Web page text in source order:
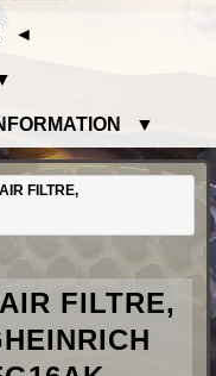
◄
▼
FILTRE,
FILTRE,